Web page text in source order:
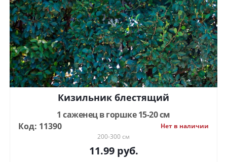
Кизильник блестящий
1 саженец в горшке 15-20 см
Код: 11390
Нет в наличии
200-300 см
11.99руб.